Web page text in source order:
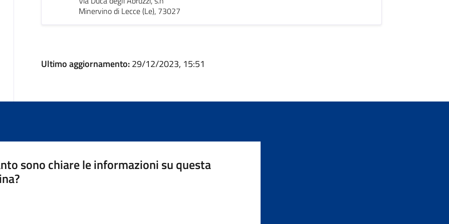
Minervino di Lecce (Le), 73027
Ultimo aggiornamento:29/12/2023, 15:51
sono chiare le informazioni su questa
5 stelle su 5